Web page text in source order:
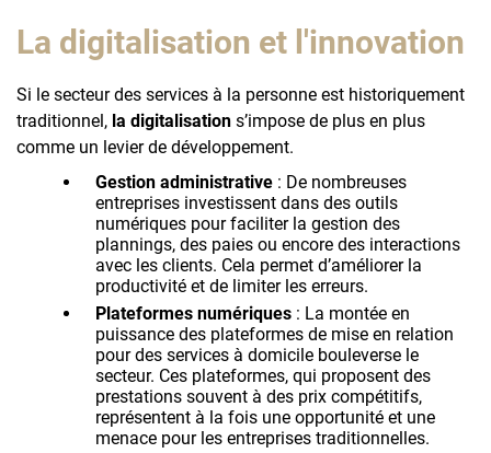
La digitalisation et l'innovation
Si le secteur des services à la personne est historiquement
traditionnel, la digitalisation s’impose de plus en plus
comme un levier de développement.
Gestion administrative : De nombreuses
entreprises investissent dans des outils
numériques pour faciliter la gestion des
plannings, des paies ou encore des interactions
avec les clients. Cela permet d’améliorer la
productivité et de limiter les erreurs.
Plateformes numériques : La montée en
puissance des plateformes de mise en relation
pour des services à domicile bouleverse le
secteur. Ces plateformes, qui proposent des
prestations souvent à des prix compétitifs,
représentent à la fois une opportunité et une
menace pour les entreprises traditionnelles.